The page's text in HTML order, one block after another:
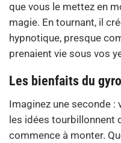
que vous le mettez en
magie. En tournant, il
hypnotique, presque
prenaient vie sous vos
Les bienfaits du
Imaginez une seconde :
les idées tourbillonnent
commence à monter.